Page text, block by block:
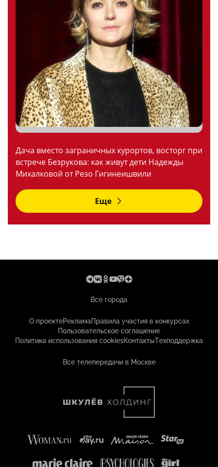
Дача вместо заграничных курортов, восторг при
встрече Безрукова: как живут дети Надежды
Михалковой от Резо Гигинеишвили
Еще
Все города
О проектеРекламаПравила участия в конкурсах
Пользовательское соглашение
Политика использования cookiesКонтактыТехподдержка
Все телепередачи в Москве